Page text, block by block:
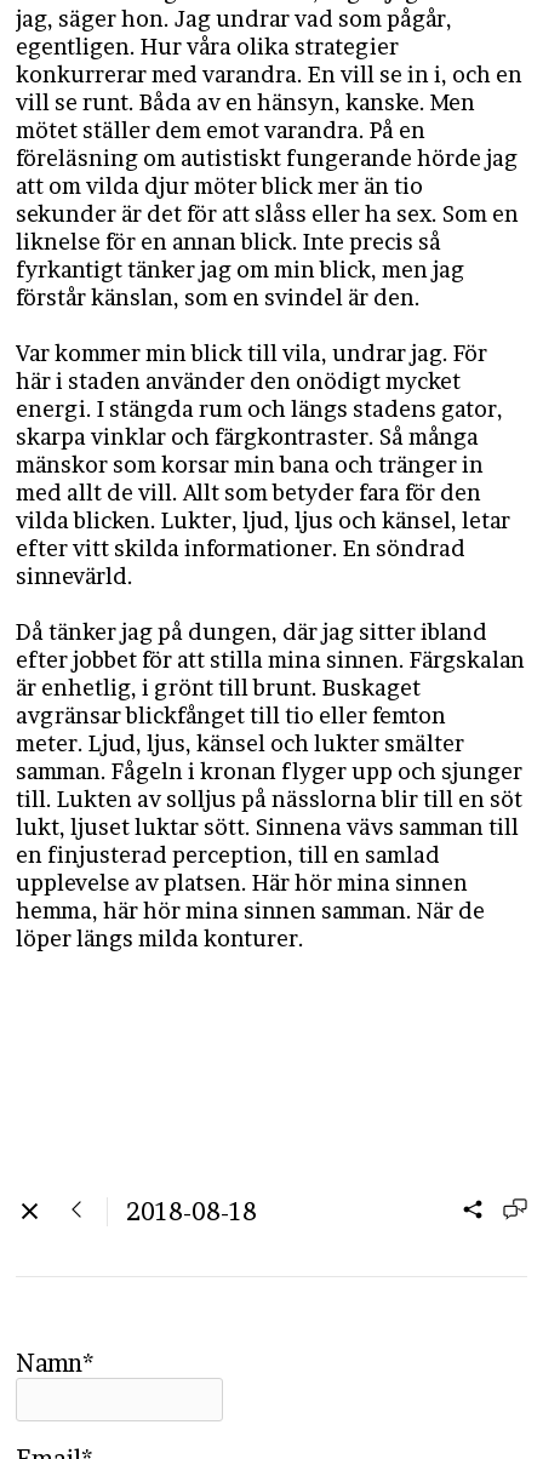
jag, säger hon. Jag undrar vad som pågår,
egentligen. Hur våra olika strategier
konkurrerar med varandra. En vill se in i, och en
vill se runt. Båda av en hänsyn, kanske. Men
mötet ställer dem emot varandra. På en
föreläsning om autistiskt fungerande hörde jag
att om vilda djur möter blick mer än tio
sekunder är det för att slåss eller ha sex. Som en
liknelse för en annan blick. Inte precis så
fyrkantigt tänker jag om min blick, men jag
förstår känslan, som en svindel är den.
Var kommer min blick till vila, undrar jag. För
här i staden använder den onödigt mycket
energi. I stängda rum och längs stadens gator,
skarpa vinklar och färgkontraster. Så många
mänskor som korsar min bana och tränger in
med allt de vill. Allt som betyder fara för den
vilda blicken. Lukter, ljud, ljus och känsel, letar
efter vitt skilda informationer. En söndrad
sinnevärld.
Då tänker jag på dungen, där jag sitter ibland
efter jobbet för att stilla mina sinnen. Färgskalan
är enhetlig, i grönt till brunt. Buskaget
avgränsar blickfånget till tio eller femton
meter. Ljud, ljus, känsel och lukter smälter
samman. Fågeln i kronan flyger upp och sjunger
till. Lukten av solljus på nässlorna blir till en söt
lukt, ljuset luktar sött. Sinnena vävs samman till
en finjusterad perception, till en samlad
upplevelse av platsen. Här hör mina sinnen
hemma, här hör mina sinnen samman. När de
löper längs milda konturer.
2018-08-18
Namn*